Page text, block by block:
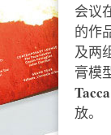
会议
的作
及两
膏模
Tacca
放。